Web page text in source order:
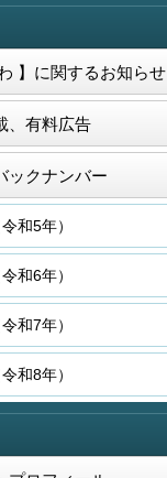
】に関するお知らせ
、有料広告
ックナンバー
和5年）
和6年）
和7年）
和8年）